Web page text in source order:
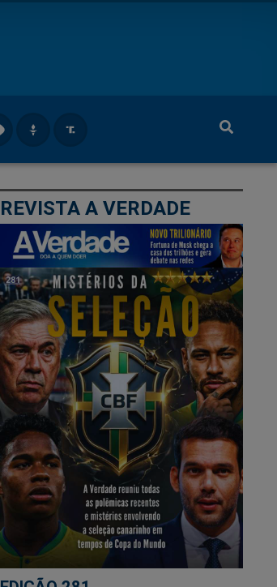
REVISTA A VERDADE